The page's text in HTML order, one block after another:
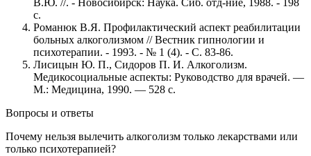
В.Ю. //. - Новосибирск: Наука. Сиб. отд-ние, 1988. - 198
с.
Романюк В.Я. Профилактический аспект реабилитации
больных алкоголизмом // Вестник гипнологии и
психотерапии. - 1993. - № 1 (4). - С. 83-86.
Лисицын Ю. П., Сидоров П. И. Алкоголизм.
Медикосоциальные аспекты: Руководство для врачей. —
М.: Медицина, 1990. — 528 с.
Вопросы и ответы
Почему нельзя вылечить алкоголизм только лекарствами или
только психотерапией?